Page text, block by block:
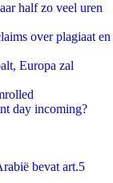
half zo veel uren
over plagiaat en
Europa zal
day incoming?
bevat art.5